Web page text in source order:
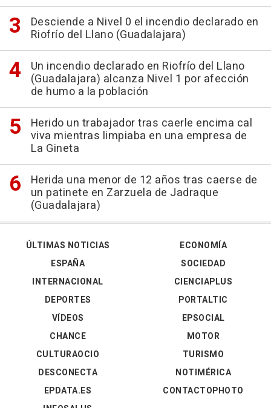
Desciende a Nivel 0 el incendio declarado en
Riofrío del Llano (Guadalajara)
Un incendio declarado en Riofrío del Llano
(Guadalajara) alcanza Nivel 1 por afección
de humo a la población
Herido un trabajador tras caerle encima cal
viva mientras limpiaba en una empresa de
La Gineta
Herida una menor de 12 años tras caerse de
un patinete en Zarzuela de Jadraque
(Guadalajara)
ÚLTIMAS NOTICIAS
ESPAÑA
INTERNACIONAL
DEPORTES
VÍDEOS
ECONOMÍA
SOCIEDAD
CIENCIAPLUS
PORTALTIC
EPSOCIAL
CHANCE
CULTURAOCIO
DESCONECTA
EPDATA.ES
MOTOR
TURISMO
NOTIMÉRICA
CONTACTOPHOTO